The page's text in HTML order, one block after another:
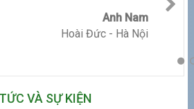
250.000 –
(Hộ gia
trọ nhỏ)
200.000 –
350.000 VNĐ/m³
Anh Nam
Hoài Đức - Hà Nội
VÀ SỰ KIỆN